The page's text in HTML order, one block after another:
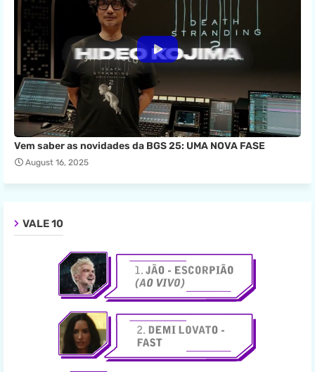
Vem saber as novidades da BGS 25: UMA NOVA FASE
August 16, 2025
VALE 10